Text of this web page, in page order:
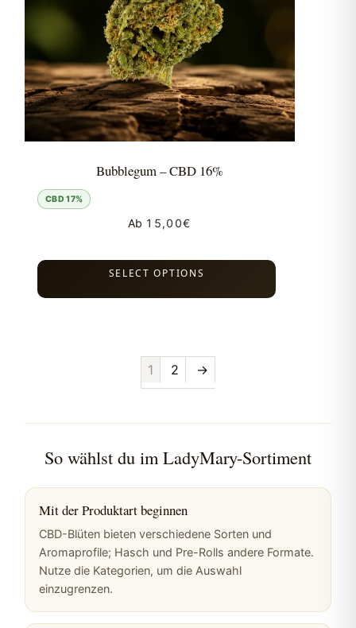
Bubblegum – CBD 16%
CBD 17%
Ab 15,00€
SELECT OPTIONS
1 2 →
So wählst du im LadyMary-Sortiment
Mit der Produktart beginnen
CBD-Blüten bieten verschiedene Sorten und
Aromaprofile; Hasch und Pre-Rolls andere Formate.
Nutze die Kategorien, um die Auswahl
einzugrenzen.